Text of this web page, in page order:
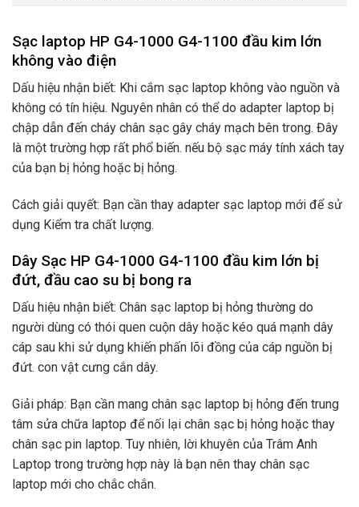
Sạc laptop HP G4-1000 G4-1100 đầu kim lớn
không vào điện
Dấu hiệu nhận biết: Khi cắm sạc laptop không vào nguồn và
không có tín hiệu. Nguyên nhân có thể do adapter laptop bị
chập dẫn đến cháy chân sạc gây cháy mạch bên trong. Đây
là một trường hợp rất phổ biến. nếu bộ sạc máy tính xách tay
của bạn bị hỏng hoặc bị hỏng.
Cách giải quyết: Bạn cần thay adapter sạc laptop mới để sử
dụng Kiểm tra chất lượng.
Dây Sạc HP G4-1000 G4-1100 đầu kim lớn bị
đứt, đầu cao su bị bong ra
Dấu hiệu nhận biết: Chân sạc laptop bị hỏng thường do
người dùng có thói quen cuộn dây hoặc kéo quá mạnh dây
cáp sau khi sử dụng khiến phấn lõi đồng của cáp nguồn bị
đứt. con vật cưng cắn dây.
Giải pháp: Bạn cần mang chân sạc laptop bị hỏng đến trung
tâm sửa chữa laptop để nối lại chân sạc bị hỏng hoặc thay
chân sạc pin laptop. Tuy nhiên, lời khuyên của Trâm Anh
Laptop trong trường hợp này là bạn nên thay chân sạc
laptop mới cho chắc chắn.